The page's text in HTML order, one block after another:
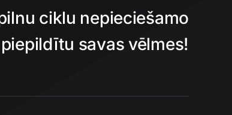
ciklu nepieciešamo
savas vēlmes!